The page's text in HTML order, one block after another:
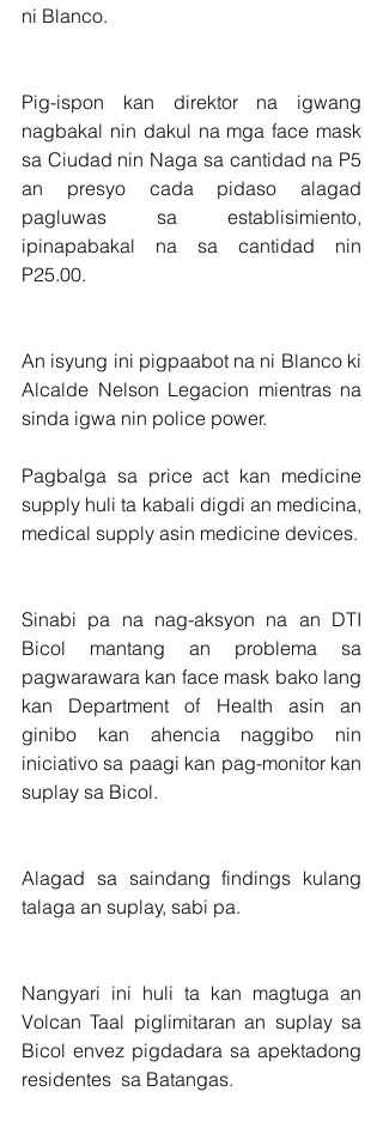
ni Blanco.
Pig-ispon kan direktor na igwang
nagbakal nin dakul na mga face mask
sa Ciudad nin Naga sa cantidad na P5
an presyo cada pidaso alagad
pagluwas sa establisimiento,
ipinapabakal na sa cantidad nin
P25.00.
An isyung ini pigpaabot na ni Blanco ki
Alcalde Nelson Legacion mientras na
sinda igwa nin police power.
Pagbalga sa price act kan medicine
supply huli ta kabali digdi an medicina,
medical supply asin medicine devices.
Sinabi pa na nag-aksyon na an DTI
Bicol mantang an problema sa
pagwarawara kan face mask bako lang
kan Department of Health asin an
ginibo kan ahencia naggibo nin
iniciativo sa paagi kan pag-monitor kan
suplay sa Bicol.
Alagad sa saindang findings kulang
talaga an suplay, sabi pa.
Nangyari ini huli ta kan magtuga an
Volcan Taal piglimitaran an suplay sa
Bicol envez pigdadara sa apektadong
residentes  sa Batangas.